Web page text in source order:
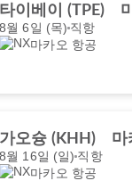
타이베이 (TPE)
8월 6일 (목) 직항
마카오 항공
가오슝 (KHH) 마
8월 16일 (일) 직항
마카오 항공